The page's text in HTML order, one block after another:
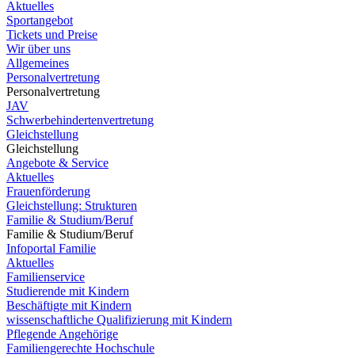
Aktuelles
Sportangebot
Tickets und Preise
Wir über uns
Allgemeines
Personalvertretung
Personalvertretung
JAV
Schwerbehindertenvertretung
Gleichstellung
Gleichstellung
Angebote & Service
Aktuelles
Frauenförderung
Gleichstellung: Strukturen
Familie & Studium/Beruf
Familie & Studium/Beruf
Infoportal Familie
Aktuelles
Familienservice
Studierende mit Kindern
Beschäftigte mit Kindern
wissenschaftliche Qualifizierung mit Kindern
Pflegende Angehörige
Familiengerechte Hochschule